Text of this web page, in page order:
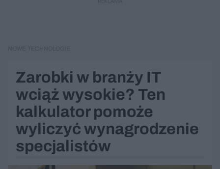
Zarobki w branży IT
wciąż wysokie? Ten
kalkulator pomoże
wyliczyć wynagrodzenie
specjalistów